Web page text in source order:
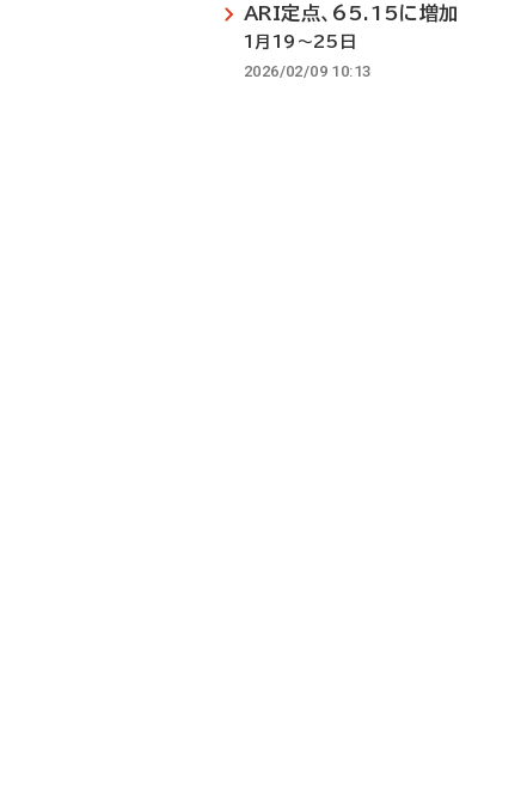
ARI定点、65.15に増加
1月19～25日
2026/02/09 10:13